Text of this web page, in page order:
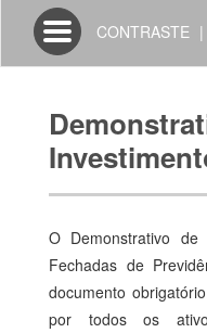
Toggle
navigation
CONTRASTE |
O Demonstrativo de
Fechadas de
documento
por todos os